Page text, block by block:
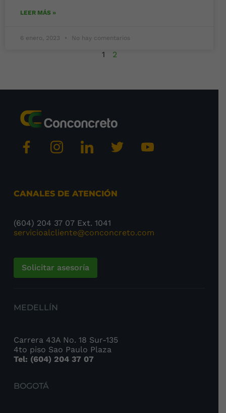
LEER MÁS »
6 enero, 2023 No hay comentarios
1 2
CANALES DE ATENCIÓN
(604) 204 37 07 Ext. 1041
servicioalcliente@conconcreto.com
Solicitar asesoría
MEDELLÍN
Carrera 43A No. 18 Sur-135
4to piso Sao Paulo Plaza
Tel: (604) 204 37 07
BOGOTÁ